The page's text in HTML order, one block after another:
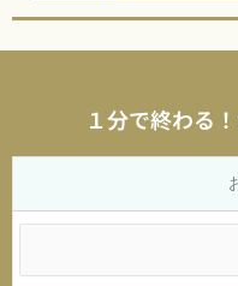
１分で終わる